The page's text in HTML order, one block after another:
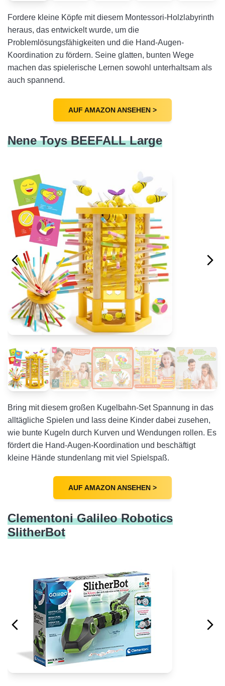
Fordere kleine Köpfe mit diesem Montessori-Holzlabyrinth
heraus, das entwickelt wurde, um die
Problemlösungsfähigkeiten und die Hand-Augen-
Koordination zu fördern. Seine glatten, bunten Wege
machen das spielerische Lernen sowohl unterhaltsam als
auch spannend.
AUF AMAZON ANSEHEN >
Nene Toys BEEFALL Large
Bring mit diesem großen Kugelbahn-Set Spannung in das
alltägliche Spielen und lass deine Kinder dabei zusehen,
wie bunte Kugeln durch Kurven und Wendungen rollen. Es
fördert die Hand-Augen-Koordination und beschäftigt
kleine Hände stundenlang mit viel Spielspaß.
AUF AMAZON ANSEHEN >
Clementoni Galileo Robotics
SlitherBot